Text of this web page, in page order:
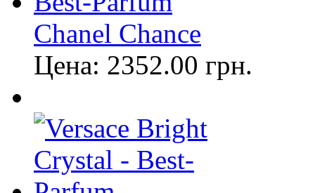
Chanel Chance
Цена: 2352.00 грн.